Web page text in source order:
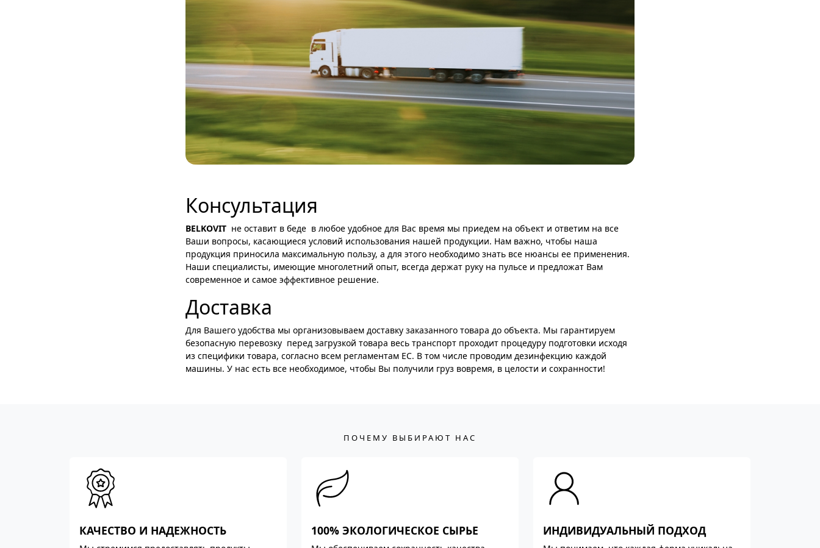
Консультация
BELKOVIT не оставит в беде ­ в любое удобное для Вас время мы приедем на объект и ответим на все
Ваши вопросы, касающиеся условий использования нашей продукции. Нам важно, чтобы наша
продукция приносила максимальную пользу, а для этого необходимо знать все нюансы ее применения.
Наши специалисты, имеющие многолетний опыт, всегда держат руку на пульсе и предложат Вам
современное и самое эффективное решение.
Доставка
Для Вашего удобства мы организовываем доставку заказанного товара до объекта. Мы гарантируем
безопасную перевозку ­ перед загрузкой товара весь транспорт проходит процедуру подготовки исходя
из специфики товара, согласно всем регламентам ЕС. В том числе проводим дезинфекцию каждой
машины. У нас есть все необходимое, чтобы Вы получили груз вовремя, в целости и сохранности!
ПОЧЕМУ ВЫБИРАЮТ НАС
КАЧЕСТВО И НАДЕЖНОСТЬ 100% ЭКОЛОГИЧЕСКОЕ СЫРЬЕ ИНДИВИДУАЛЬНЫЙ ПОДХОД